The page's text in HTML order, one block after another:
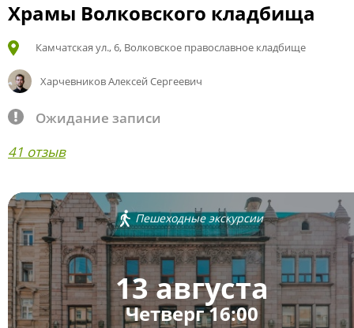
Храмы Волковского кладбища
Камчатская ул., 6, Волковское православное кладбище
Харчевников Алексей Сергеевич
Ожидание записи
41 отзыв
Пешеходные экскурсии
13 августа
Четверг 16:00